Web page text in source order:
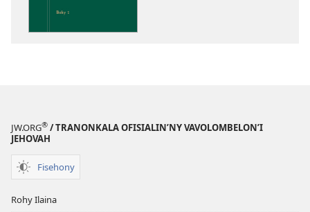
JW.ORG® / TRANONKALA OFISIALIN’NY VAVOLOMBELON’I
JEHOVAH
Fisehony
Rohy Ilaina